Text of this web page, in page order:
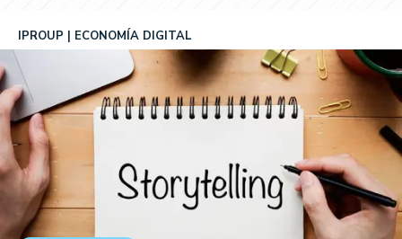
IPROUP ECONOMÍA DIGITAL